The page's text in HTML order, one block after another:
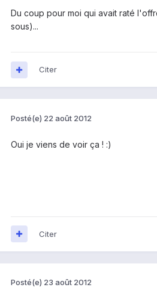
Du coup pour moi qui avait raté
sous)...
Citer
Posté(e) 22 août 2012
Oui je viens de voir ça ! :)
Citer
Posté(e) 23 août 2012